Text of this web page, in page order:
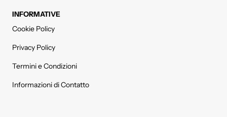
INFORMATIVE
Cookie Policy
Privacy Policy
Termini e Condizioni
Informazioni di Contatto